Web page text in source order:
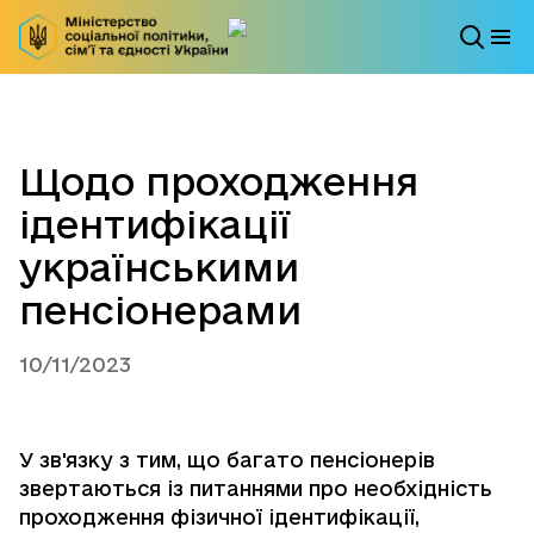
Щодо проходження
ідентифікації
українськими
пенсіонерами
10/11/2023
У зв'язку з тим, що багато пенсіонерів
звертаються із питаннями про необхідність
проходження фізичної ідентифікації,